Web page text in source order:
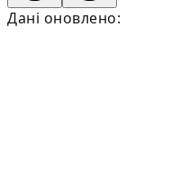
Дані оновлено: